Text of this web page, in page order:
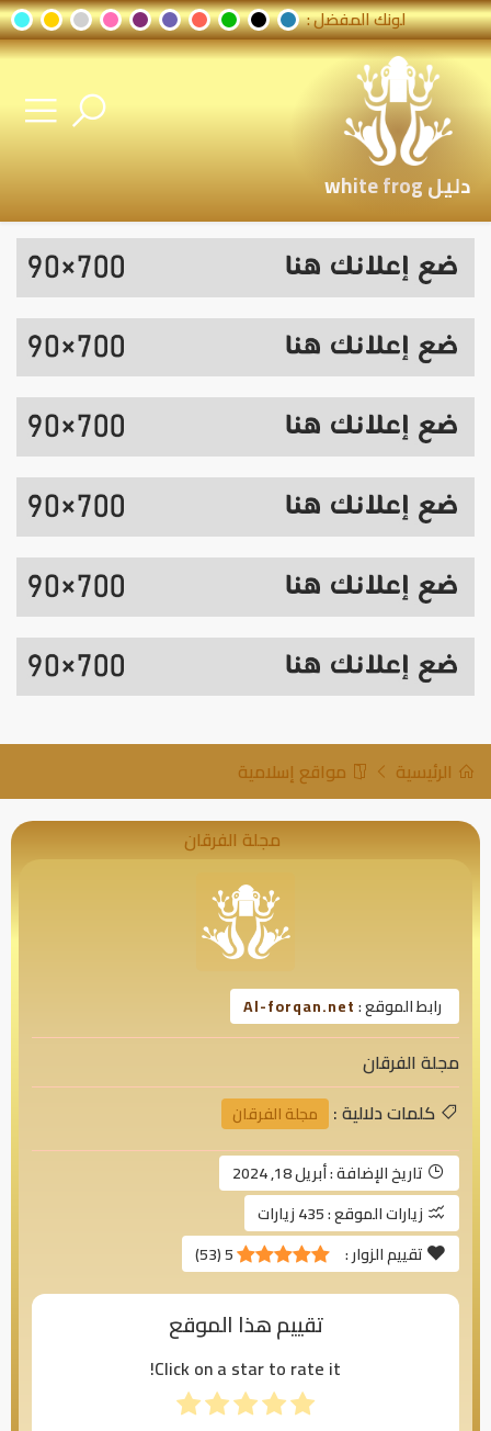
لونك المفضل :
دليل white frog
الرئيسية مواقع إسلامية
مجلة الفرقان
رابط الموقع :Al-forqan.net
مجلة الفرقان
كلمات دلالية :
مجلة الفرقان
تاريخ الإضافة :أبريل 18, 2024
زيارات الموقع :435 زيارات
تقييم الزوار :
5
(
53
)
تقييم هذا الموقع
Click on a star to rate it!